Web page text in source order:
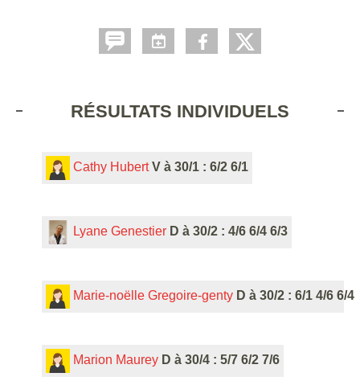
RÉSULTATS INDIVIDUELS
Cathy Hubert V à 30/1 : 6/2 6/1
Lyane Genestier D à 30/2 : 4/6 6/4 6/3
Marie-noëlle Gregoire-genty D à 30/2 : 6/1 4/6 6/4
Marion Maurey D à 30/4 : 5/7 6/2 7/6